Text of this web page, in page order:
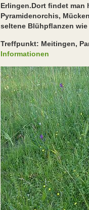
Erlingen.Dort ﬁndet man
Pyramidenorchis,
seltene Blühpﬂanzen
Treffpunkt: Meitingen,
Informationen